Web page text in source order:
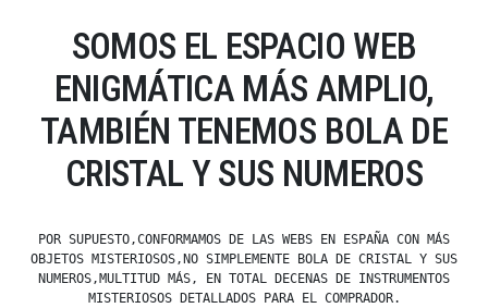
SOMOS EL ESPACIO WEB
ENIGMÁTICA MÁS AMPLIO,
TAMBIÉN TENEMOS BOLA DE
CRISTAL Y SUS NUMEROS
POR SUPUESTO,CONFORMAMOS DE LAS WEBS EN ESPAÑA CON MÁS
OBJETOS MISTERIOSOS,NO SIMPLEMENTE BOLA DE CRISTAL Y SUS
NUMEROS,MULTITUD MÁS, EN TOTAL DECENAS DE INSTRUMENTOS
MISTERIOSOS DETALLADOS PARA EL COMPRADOR.